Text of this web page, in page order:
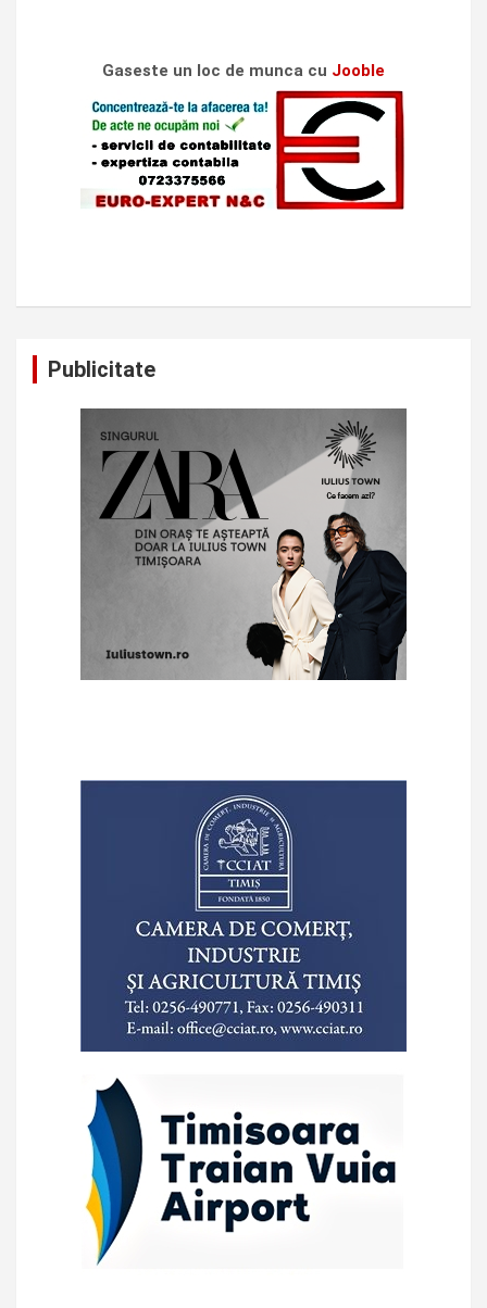
Gaseste un loc de munca cu Jooble
Publicitate